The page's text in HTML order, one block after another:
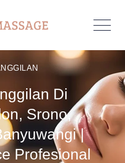
Di
Srono,
|
Profesional